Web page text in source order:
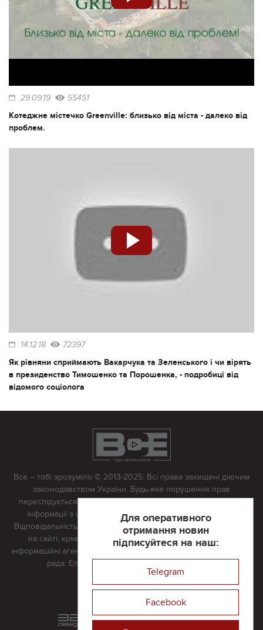
29.09.19 55451
Котеджне містечко Greenville: близько від міста - далеко від
проблем.
14.12.18 72397
Як рівняни сприймають Вакарчука та Зеленського і чи вірять
в президенство Тимошенко та Порошенка, - подробиці від
відомого соціолога
Для оперативного
отримання новин
підписуйтеся на наш:
Telegram
Facebook
Все – тобі зрозуміло © 2013-2025. Всі права захищені діючим
законодавством України. Будь-яке порушення прав
переслідується в судовому порядку. Будь-яке відтворення
інформації з сайту тільки з письмово дозволу редакції.
Відповідальність за достовірність усіх матеріалів, розміщених
на сайті, крім матеріалів, які містять посилання на інші
інформаційні агентства або інтернет-видання, несе редакційна
рада. Електронна пошта:
Реклама на сайті
Розроблений та підтримується